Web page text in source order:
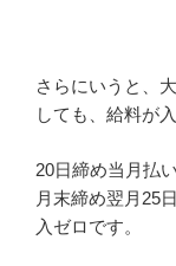
さらにいうと、
しても、給料が
20日締め当月払
月末締め翌月25
入ゼロです。